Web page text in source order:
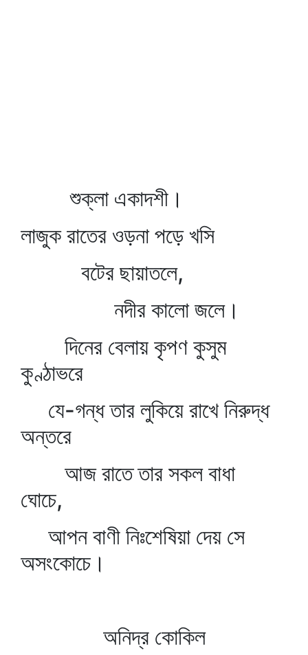
শুক্লা একাদশী।
লাজুক রাতের ওড়না পড়ে খসি
বটের ছায়াতলে,
নদীর কালো জলে।
দিনের বেলায় কৃপণ কুসুম
কুণ্ঠাভরে
যে-গন্ধ তার লুকিয়ে রাখে নিরুদ্ধ
অন্তরে
আজ রাতে তার সকল বাধা
ঘোচে,
আপন বাণী নিঃশেষিয়া দেয় সে
অসংকোচে।
অনিদ্র কোকিল